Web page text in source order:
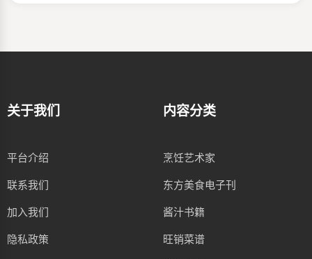
关于我们
平台介绍
联系我们
加入我们
隐私政策
内容分类
烹饪艺术家
东方美食电子刊
酱汁书籍
旺销菜谱